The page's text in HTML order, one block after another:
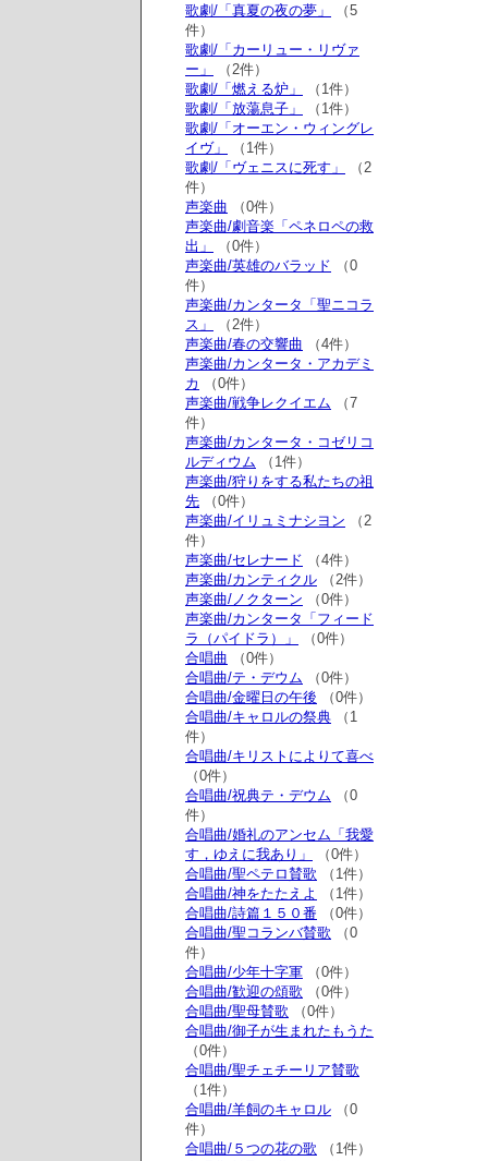
歌劇/「真夏の夜の夢」
（5
件）
歌劇/「カーリュー・リヴァ
ー」
（2件）
歌劇/「燃える炉」
（1件）
歌劇/「放蕩息子」
（1件）
歌劇/「オーエン・ウィングレ
イヴ」
（1件）
歌劇/「ヴェニスに死す」
（2
件）
声楽曲 （0件）
声楽曲/劇音楽「ペネロペの救
出」
（0件）
声楽曲/英雄のバラッド （0
件）
声楽曲/カンタータ「聖ニコラ
ス」
（2件）
声楽曲/春の交響曲 （4件）
声楽曲/カンタータ・アカデミ
カ
（0件）
声楽曲/戦争レクイエム （7
件）
声楽曲/カンタータ・コゼリコ
ルディウム （1件）
声楽曲/狩りをする私たちの祖
先 （0件）
声楽曲/イリュミナシヨン （2
件）
声楽曲/セレナード （4件）
声楽曲/カンティクル （2件）
声楽曲/ノクターン （0件）
声楽曲/カンタータ「フィード
ラ（パイドラ）」
（0件）
合唱曲 （0件）
合唱曲/テ・デウム （0件）
合唱曲/金曜日の午後 （0件）
合唱曲/キャロルの祭典 （1
件）
合唱曲/キリストによりて喜べ
（0件）
合唱曲/祝典テ・デウム （0
件）
合唱曲/婚礼のアンセム「我愛
す，ゆえに我あり」
（0件）
合唱曲/聖ペテロ賛歌 （1件）
合唱曲/神をたたえよ
（1件）
合唱曲/詩篇１５０番 （0件）
合唱曲/聖コランバ賛歌 （0
件）
合唱曲/少年十字軍 （0件）
合唱曲/歓迎の頌歌 （0件）
合唱曲/聖母賛歌 （0件）
合唱曲/御子が生まれたもうた
（0件）
合唱曲/聖チェチーリア賛歌
（1件）
合唱曲/羊飼のキャロル （0
件）
合唱曲/５つの花の歌 （1件）